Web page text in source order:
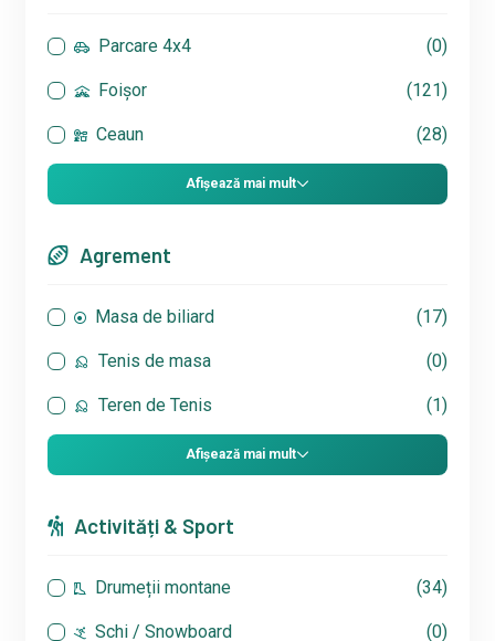
Parcare 4x4 (0)
Foișor (121)
Ceaun (28)
Afișează mai mult
Agrement
Masa de biliard (17)
Tenis de masa (0)
Teren de Tenis (1)
Afișează mai mult
Activități & Sport
Drumeții montane (34)
Schi / Snowboard (0)